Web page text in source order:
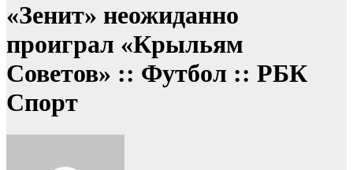
«Зенит» неожиданно
проиграл «Крыльям
Советов» :: Футбол :: РБК
Спорт